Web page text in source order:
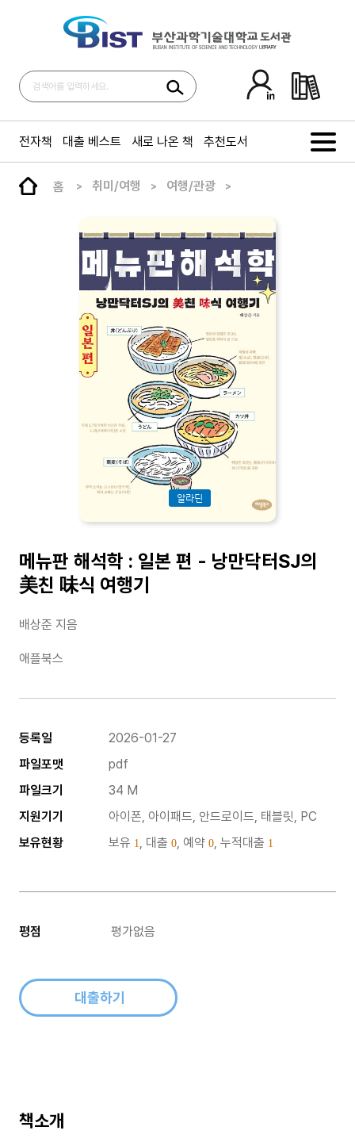
전자책 대출 베스트 새로 나온 책 추천도서
홈 취미/여행 여행/관광
알라딘
메뉴판 해석학 : 일본 편 - 낭만닥터SJ의
美친 味식 여행기
배상준 지음
애플북스
등록일
2026-01-27
파일포맷
pdf
파일크기
34 M
지원기기
아이폰, 아이패드, 안드로이드, 태블릿, PC
보유현황
보유 1 , 대출 0 , 예약 0 , 누적대출 1
평점 평가없음
대출하기
책소개